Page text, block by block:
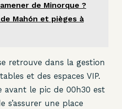
de Minorque ?
Mahón et pièges à
retrouve dans la gestion
et des espaces VIP.
avant le pic de 00h30 est
s’assurer une place